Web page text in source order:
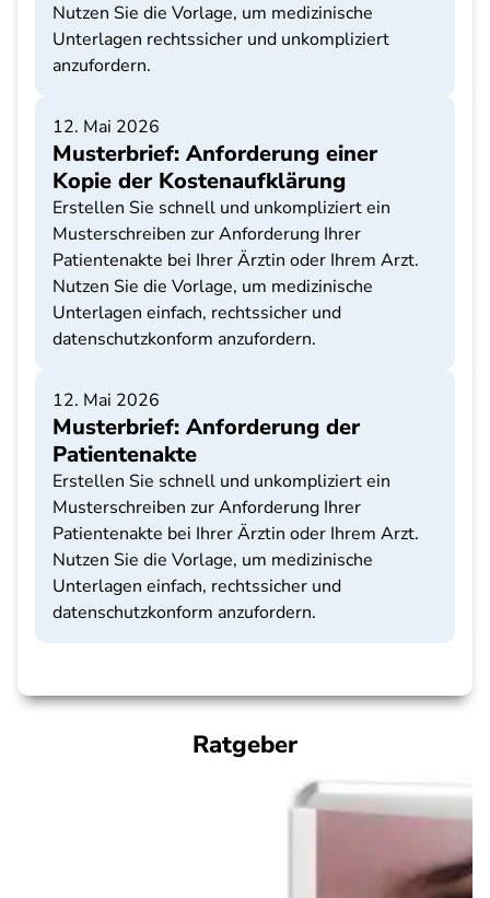
Nutzen Sie die Vorlage, um medizinische
Unterlagen rechtssicher und unkompliziert
anzufordern.
12. Mai 2026
Musterbrief: Anforderung einer
Kopie der Kostenaufklärung
Erstellen Sie schnell und unkompliziert ein
Musterschreiben zur Anforderung Ihrer
Patientenakte bei Ihrer Ärztin oder Ihrem Arzt.
Nutzen Sie die Vorlage, um medizinische
Unterlagen einfach, rechtssicher und
datenschutzkonform anzufordern.
12. Mai 2026
Musterbrief: Anforderung der
Patientenakte
Erstellen Sie schnell und unkompliziert ein
Musterschreiben zur Anforderung Ihrer
Patientenakte bei Ihrer Ärztin oder Ihrem Arzt.
Nutzen Sie die Vorlage, um medizinische
Unterlagen einfach, rechtssicher und
datenschutzkonform anzufordern.
Ratgeber